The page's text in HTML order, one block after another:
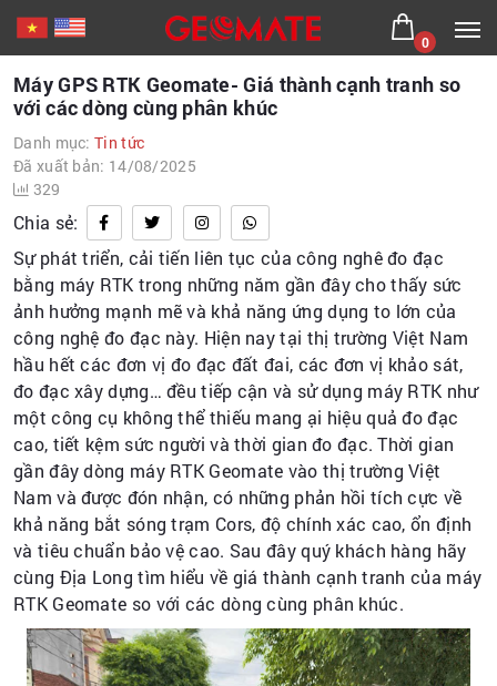
0
Máy GPS RTK Geomate- Giá thành cạnh tranh so
với các dòng cùng phân khúc
Danh mục:Tin tức
Đã xuất bản: 14/08/2025
329
Chia sẻ:
Sự phát triển, cải tiến liên tục của công nghê đo đạc
bằng máy RTK trong những năm gần đây cho thấy sức
ảnh hưởng mạnh mẽ và khả năng ứng dụng to lớn của
công nghệ đo đạc này. Hiện nay tại thị trường Việt Nam
hầu hết các đơn vị đo đạc đất đai, các đơn vị khảo sát,
đo đạc xây dựng… đều tiếp cận và sử dụng máy RTK như
một công cụ không thể thiếu mang ại hiệu quả đo đạc
cao, tiết kệm sức người và thời gian đo đạc. Thời gian
gần đây dòng máy RTK Geomate vào thị trường Việt
Nam và được đón nhận, có những phản hồi tích cực về
khả năng bắt sóng trạm Cors, độ chính xác cao, ổn định
và tiêu chuẩn bảo vệ cao. Sau đây quý khách hàng hãy
cùng Địa Long tìm hiểu về giá thành cạnh tranh của máy
RTK Geomate so với các dòng cùng phân khúc.